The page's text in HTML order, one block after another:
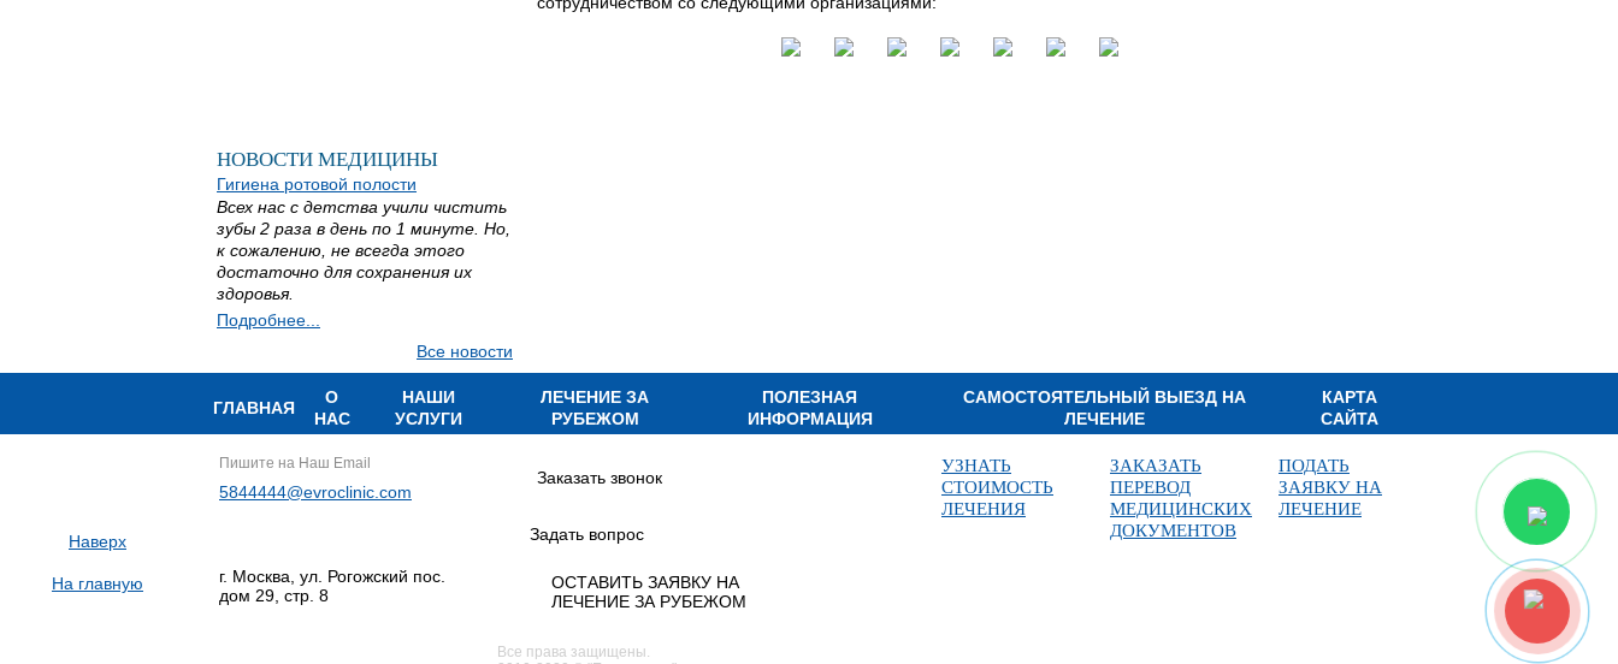
НОВОСТИ МЕДИЦИНЫ
Гигиена ротовой полости
Всех нас с детства учили чистить
зубы 2 раза в день по 1 минуте. Но,
к сожалению, не всегда этого
достаточно для сохранения их
здоровья.
Подробнее...
Все новости
ГЛАВНАЯ
О
НАС
НАШИ
УСЛУГИ
ЛЕЧЕНИЕ ЗА
РУБЕЖОМ
ПОЛЕЗНАЯ
ИНФОРМАЦИЯ
САМОСТОЯТЕЛЬНЫЙ ВЫЕЗД НА
ЛЕЧЕНИЕ
КАРТА
САЙТА
УЗНАТЬ
СТОИМОСТЬ
ЛЕЧЕНИЯ
ЗАКАЗАТЬ
ПЕРЕВОД
МЕДИЦИНСКИХ
ДОКУМЕНТОВ
ПОДАТЬ
ЗАЯВКУ НА
ЛЕЧЕНИЕ
Пишите на Наш Email
5844444@evroclinic.com
Заказать звонок
Задать вопрос
ОСТАВИТЬ ЗАЯВКУ НА
ЛЕЧЕНИЕ ЗА РУБЕЖОМ
г. Москва, ул. Рогожский пос.
дом 29, стр. 8
Все права защищены.
Наверх
На главную